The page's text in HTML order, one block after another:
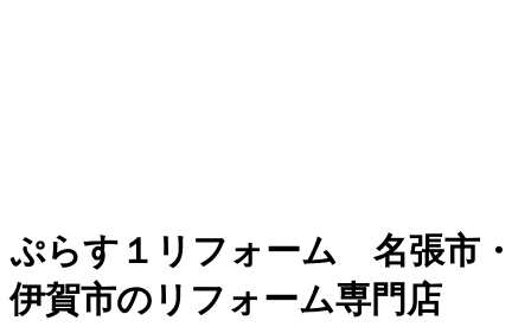
ぷらす１リフォーム 名張市・
伊賀市のリフォーム専門店